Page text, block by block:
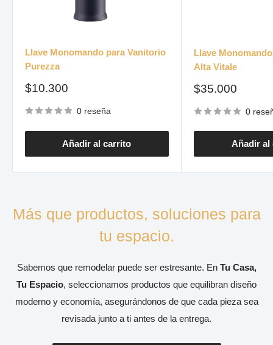
Llave Monomando para Vanitorio
Purezza
Precio
venta
$10.300
0 reseña
Añadir al carrito
Llave
Alta Vitale
Precio
venta
$35.000
0
Añadir al
Más que productos, soluciones para
tu espacio.
Sabemos que remodelar puede ser estresante. En Tu Casa,
Tu Espacio, seleccionamos productos que equilibran diseño
moderno y economía, asegurándonos de que cada pieza sea
revisada junto a ti antes de la entrega.